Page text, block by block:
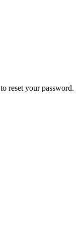
reset your password.